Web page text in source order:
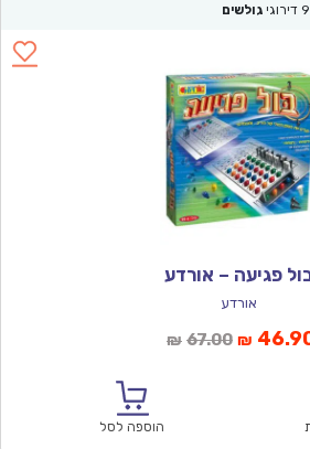
9 דירוגי גולשים
פגיעה – אורדע
אורדע
₪ 67.00המחיר
₪
הוספה לסל